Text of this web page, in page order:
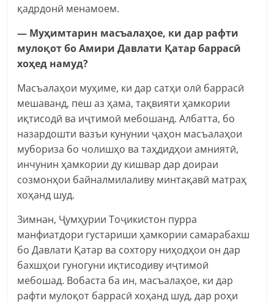
қадрдонӣ менамоем.
— Муҳимтарин масъалаҳое, ки дар рафти
мулоқот бо Амири Давлати Қатар баррасӣ
хоҳед намуд?
Масъалаҳои муҳиме, ки дар сатҳи олӣ баррасӣ
мешаванд, пеш аз ҳама, тақвияти ҳамкории
иқтисодӣ ва иҷтимоӣ мебошанд. Албатта, бо
назардошти вазъи кунунии ҷаҳон масъалаҳои
мубориза бо чолишҳо ва таҳдидҳои амниятӣ,
инчунин ҳамкории ду кишвар дар доираи
созмонҳои байналмилаливу минтақавӣ матраҳ
хоҳанд шуд.
Зимнан, Ҷумҳурии Тоҷикистон пурра
манфиатдори густариши ҳамкории самарабахш
бо Давлати Қатар ва сохтору ниҳодҳои он дар
бахшҳои гуногуни иқтисодиву иҷтимоӣ
мебошад. Вобаста ба ин, масъалаҳое, ки дар
рафти мулоқот баррасӣ хоҳанд шуд, дар роҳи